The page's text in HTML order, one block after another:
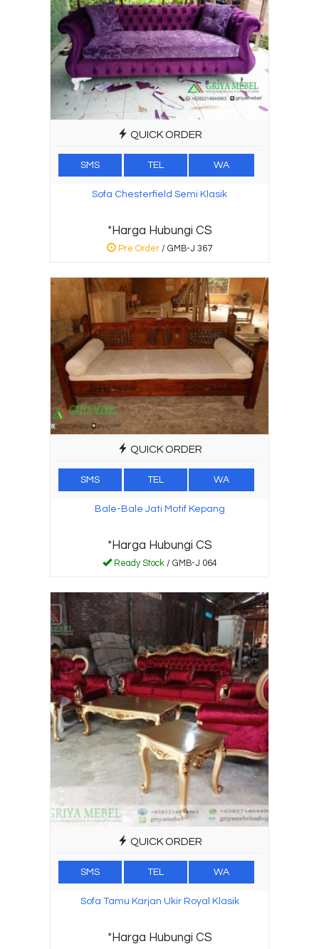
QUICK ORDER
SMS TEL WA
Sofa Chesterfield Semi Klasik
*Harga Hubungi CS
Pre Order / GMB-J 367
QUICK ORDER
SMS TEL WA
Bale-Bale Jati Motif Kepang
*Harga Hubungi CS
Ready Stock/ GMB-J 064
QUICK ORDER
SMS TEL WA
Sofa Tamu Karjan Ukir Royal Klasik
*Harga Hubungi CS